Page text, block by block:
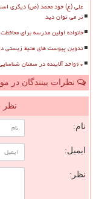
علی (ع) خود محمد (ص) دیگری
تر می توان دید
خانواده اولین مدرسه برای
تدوین پیوست های محیط زیستی
۶۰واحد آلاینده در سمنان شناسایی شد جریمه سنگین در انتظار متخلفان
نظرات بینندگان در
نظر
نام:
ایمیل:
نظر: